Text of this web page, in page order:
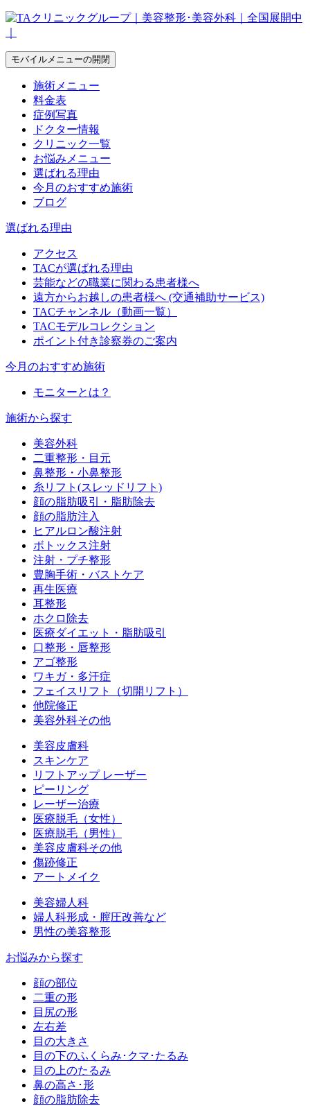
モバイルメニューの開閉
施術メニュー
料金表
症例写真
ドクター情報
クリニック一覧
お悩みメニュー
選ばれる理由
今月のおすすめ施術
ブログ
選ばれる理由
アクセス
TACが選ばれる理由
芸能などの職業に関わる患者様へ
遠方からお越しの患者様へ (交通補助サービス)
TACチャンネル（動画一覧）
TACモデルコレクション
ポイント付き診察券のご案内
今月のおすすめ施術
モニターとは？
施術から探す
美容外科
二重整形・目元
鼻整形・小鼻整形
糸リフト(スレッドリフト)
顔の脂肪吸引・脂肪除去
顔の脂肪注入
ヒアルロン酸注射
ボトックス注射
注射・プチ整形
豊胸手術・バストケア
再生医療
耳整形
ホクロ除去
医療ダイエット・脂肪吸引
口整形・唇整形
アゴ整形
ワキガ・多汗症
フェイスリフト（切開リフト）
他院修正
美容外科その他
美容皮膚科
スキンケア
リフトアップ レーザー
ピーリング
レーザー治療
医療脱毛（女性）
医療脱毛（男性）
美容皮膚科その他
傷跡修正
アートメイク
美容婦人科
婦人科形成・膣圧改善など
男性の美容整形
お悩みから探す
顔の部位
二重の形
目尻の形
左右差
目の大きさ
目の下のふくらみ･クマ･たるみ
目の上のたるみ
鼻の高さ･形
顔の脂肪除去